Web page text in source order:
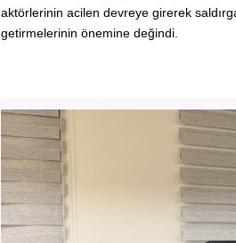
aktörlerinin acilen devreye girerek
getirmelerinin önemine değindi.